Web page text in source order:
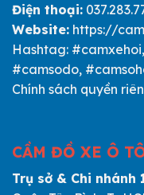
Điện thoại:
Website: https://
Hashtag:
#camsodo,
Chính sách quyền
CẦM ĐỒ XE Ô
Trụ sở & Chi nhánh